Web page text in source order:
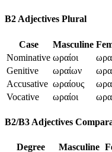
B2 Adjectives Plural
Case Masculine
Nominative ωραίοι
Genitive
ωραίων
Accusative ωραίους
Vocative
ωραίοι
B2/B3 Adjectives
Degree Masculine